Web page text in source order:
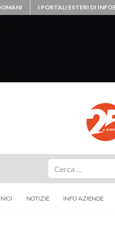
I PORTALI ESTERI DI
NOTIZIE INFO AZIENDE